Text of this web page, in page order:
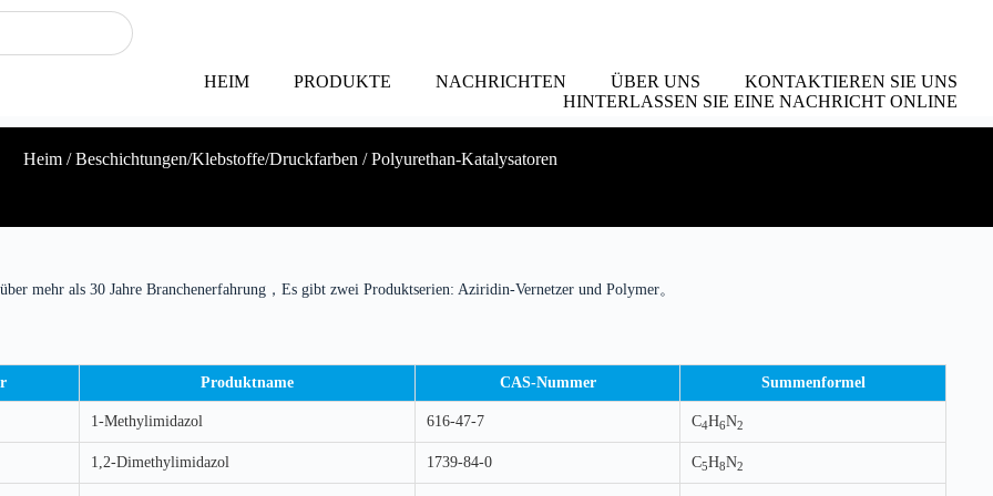
HEIM PRODUKTE NACHRICHTEN ÜBER UNS
KONTAKTIEREN SIE UNS
HINTERLASSEN SIE EINE NACHRICHT ONLINE
Heim/Beschichtungen/Klebstoffe/Druckfarben / Polyurethan-Katalysatoren
mehr als 30 Jahre Branchenerfahrung，Es gibt zwei Produktserien: Aziridin-Vernetzer und Polymer。
Produktname CAS-Nummer Summenformel
1-Methylimidazol 616-47-7 C4H6N2
1,2-Dimethylimidazol 1739-84-0 C5H8N2